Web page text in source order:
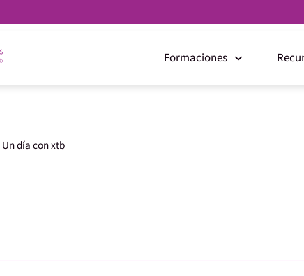
Formaciones
Un día con xtb